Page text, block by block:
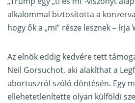
alkalommal biztosította a
hogy ők a „mi” része lesznek – írja
Az elnök eddig kedvére tett
Neil Gorsuchot, aki alakíthat a
abortuszról szóló döntésén. Egy
ellehetetlenítette olyan külföldi